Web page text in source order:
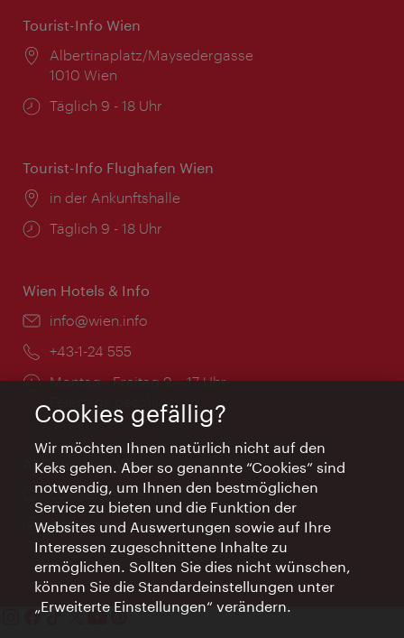
Tourist-Info Wien
Ort:
Albertinaplatz/Maysedergasse
1010 Wien
Öffnungszeiten:
Täglich 9 - 18 Uhr
Tourist-Info Flughafen Wien
Ort:
in der Ankunftshalle
Öffnungszeiten:
Täglich 9 - 18 Uhr
Wien Hotels & Info
Email:
info@wien.info
Telefon:
+43-1-24 555
Öffnungszeiten:
Montag - Freitag 9 – 17 Uhr
Feiertags geschlossen
AI Concierge Wien
Ort:
concierge.wien.info
Öffnungszeiten:
Informationen rund um die Uhr
Cookies gefällig?
Wir möchten Ihnen natürlich nicht auf den
Keks gehen. Aber so genannte “Cookies” sind
notwendig, um Ihnen den bestmöglichen
Service zu bieten und die Funktion der
Websites und Auswertungen sowie auf Ihre
Interessen zugeschnittene Inhalte zu
ermöglichen. Sollten Sie dies nicht wünschen,
können Sie die Standardeinstellungen unter
„Erweiterte Einstellungen“ verändern.